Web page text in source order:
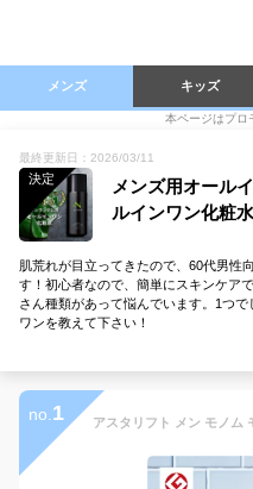
メンズ キッズ
本ページはプロ
最終更新日：2026/03/11
決定
メンズ用オール
ルインワン化粧
肌荒れが目立ってきたので、60代男性
す！初心者なので、簡単にスキンケア
さん種類があって悩んでいます。1つ
ワンを教えて下さい！
no. 1